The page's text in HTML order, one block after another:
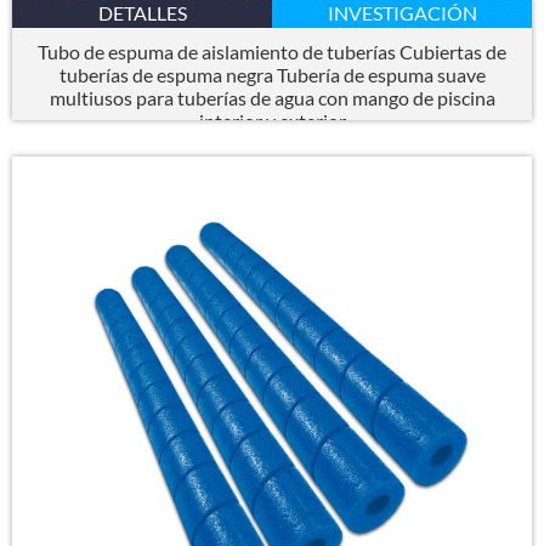
DETALLES
INVESTIGACIÓN
Tubo de espuma de aislamiento de tuberías Cubiertas de
tuberías de espuma negra Tubería de espuma suave
multiusos para tuberías de agua con mango de piscina
interior y exterior